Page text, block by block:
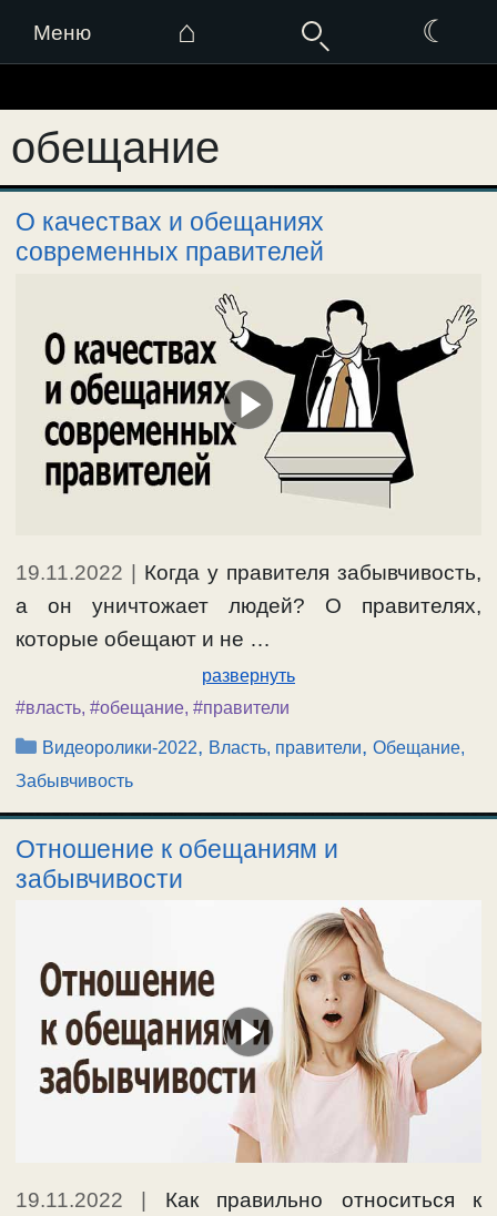
Меню ⌂ ☾
к
содержимому
обещание
О качествах и обещаниях
современных правителей
19.11.2022 | Когда у правителя забывчивость,
а он уничтожает людей? О правителях,
которые обещают и не …
развернуть
#власть, #обещание, #правители
Рубрики
Видеоролики-2022, Власть, правители,Обещание,
Забывчивость
Отношение к обещаниям и
забывчивости
19.11.2022 | Как правильно относиться к